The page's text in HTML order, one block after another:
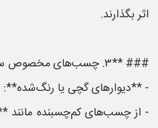
اثر بگذارند.
### **۳. چسب‌های مخصوص سطوح خاص**
- **دیوارهای گچی یا رنگ‌شده**: